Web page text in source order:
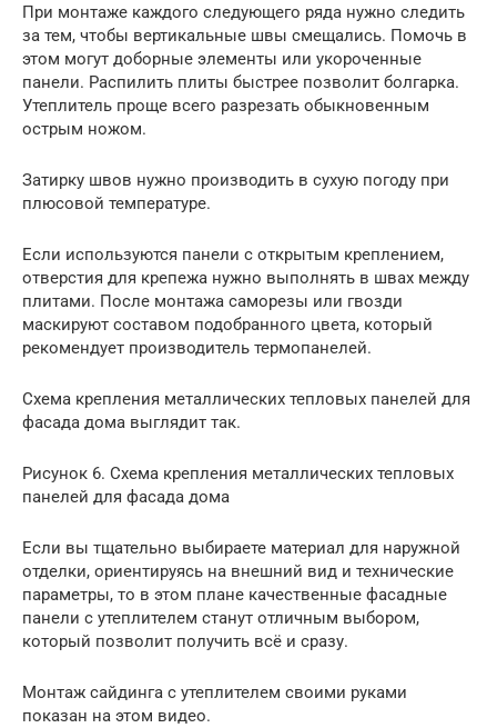
При монтаже каждого следующего ряда нужно следить
за тем, чтобы вертикальные швы смещались. Помочь в
этом могут доборные элементы или укороченные
панели. Распилить плиты быстрее позволит болгарка.
Утеплитель проще всего разрезать обыкновенным
острым ножом.
Затирку швов нужно производить в сухую погоду при
плюсовой температуре.
Если используются панели с открытым креплением,
отверстия для крепежа нужно выполнять в швах между
плитами. После монтажа саморезы или гвозди
маскируют составом подобранного цвета, который
рекомендует производитель термопанелей.
Схема крепления металлических тепловых панелей для
фасада дома выглядит так.
Рисунок 6. Схема крепления металлических тепловых
панелей для фасада дома
Если вы тщательно выбираете материал для наружной
отделки, ориентируясь на внешний вид и технические
параметры, то в этом плане качественные фасадные
панели с утеплителем станут отличным выбором,
который позволит получить всё и сразу.
Монтаж сайдинга с утеплителем своими руками
показан на этом видео.